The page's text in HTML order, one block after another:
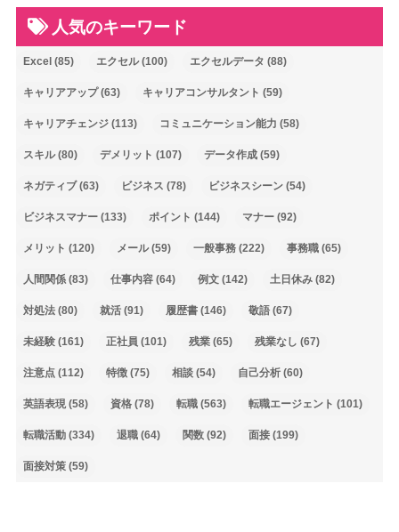
人気のキーワード
Excel (85) エクセル(100) エクセルデータ (88)
キャリアアップ(63) キャリアコンサルタント (59)
キャリアチェンジ(113) コミュニケーション能力 (58)
スキル(80) デメリット (107) データ作成(59)
ネガティブ(63) ビジネス (78) ビジネスシーン(54)
ビジネスマナー(133) ポイント (144) マナー(92)
メリット (120) メール(59) 一般事務(222) 事務職(65)
人間関係(83) 仕事内容(64) 例文(142) 土日休み(82)
対処法(80) 就活(91) 履歴書(146) 敬語(67)
未経験(161) 正社員 (101) 残業(65) 残業なし (67)
注意点(112) 特徴(75) 相談(54) 自己分析(60)
英語表現(58) 資格(78) 転職(563) 転職エージェント (101)
転職活動(334) 退職(64) 関数(92) 面接(199)
面接対策(59)